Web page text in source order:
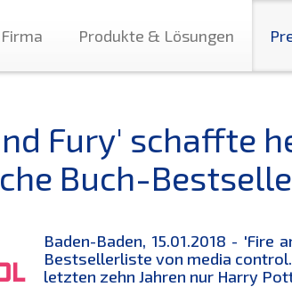
Firma Produkte & Lösungen
Fury' schaffte
Buch-
Baden-Baden, 15.01.2018 -
Bestsellerliste von media
letzten zehn Jahren nur Harry